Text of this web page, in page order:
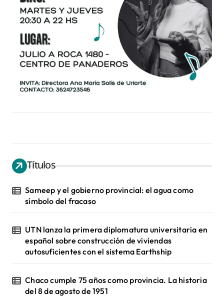
Títulos
Sameep y el gobierno provincial: el agua como
símbolo del fracaso
UTN lanza la primera diplomatura universitaria en
español sobre construcción de viviendas
autosuficientes con el sistema Earthship
Chaco cumple 75 años como provincia. La historia
del 8 de agosto de 1951